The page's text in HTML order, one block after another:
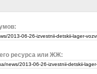
ресурса или ЖЖ: